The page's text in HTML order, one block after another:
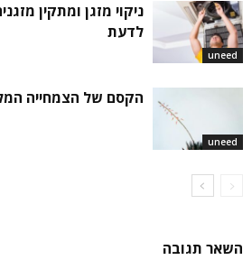
uneed
ניקוי מזגן ומתקין
לדעת
uneed
הקסם של הצמחייה
השאר תגובה